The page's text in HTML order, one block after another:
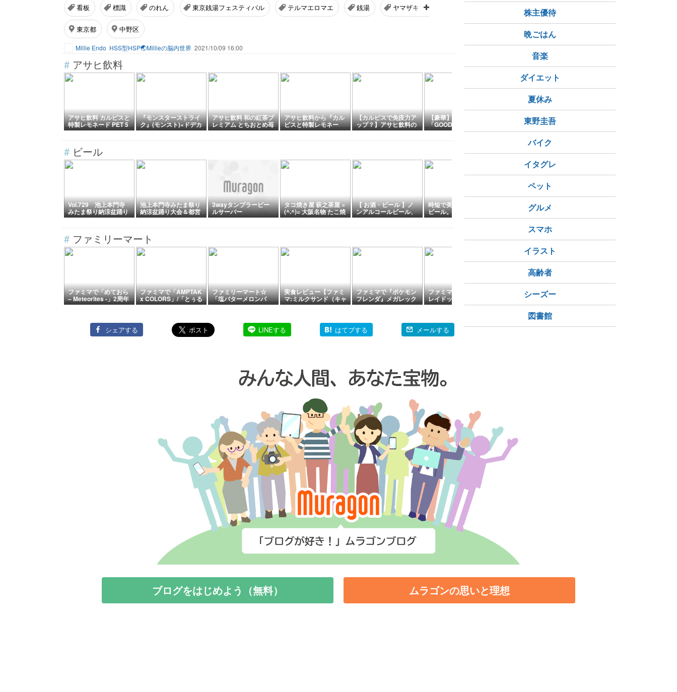
看板 標識 のれん 東京銭湯フェスティバル テルマエロマエ 銭湯 ヤマザキマリ 明治乳業
東京都 中野区
Millie Endo HSS型HSP🌏Millieの脳内世界 2021/10/09 16:00
# アサヒ飲料
アサヒ飲料 カルピスと
特製レモネード PET 5
00ml
『モンスターストライ
ク』(モンスト)×ドデカ
ミン コラボキャンペー
ジュゲム / ルシファー /
ヤクモ / エリスが参
アサヒ飲料 和の紅茶プ
レミアム とちおとめ苺
ミルクティー 370ml
アサヒ飲料から『カル
ピスと特製レモネー
ド』が2026年7月14日
【カルピスで免疫力ア
ップ？】アサヒ飲料の
PLUSカルピス 免疫サ
【豪華】アサヒ飲料
「GOOD MORNING B
OX」が300名に当た
アサヒ飲料 カルピスソ
ーダ 涼みレモン 450m
l じさん(キング・オブ・
クリアハイボール缶購
# ビール
Vol.729 池上本門寺
みたま祭り納涼盆踊り
大会＆都営浅草線の車
池上本門寺みたま祭り
納涼盆踊り大会＆都営
浅草線の車庫
3wayタンブラービー
ルサーバー
タコ焼き屋 萩之茶屋 =
(^.^)= 大阪名物 たこ焼
き スーパードライ他
【 お酒・ビール 】ノ
ンアルコールビール、
オリオンビールのクリ
時短で美味しい豚丼。
ビール。茅ヶ崎海鮮ラ
ンチ
【番外】東北ドライブ
温泉・酒場めぐり⑥
能代最後のひと巡り、
吾作ラーメン・地酒か
ら秋田のクラフトビー
ルへ（6/14）
# ファミリーマート
ファミマで「めておら
– Meteorites -」2周年
記念ランダムブロマイ
がランダムで出力。店
内放送などの告知も実
ファミマで「AMPTAK
x COLORS」/「とぅる
りぷ – True＆Lip」新
ル曲『Club A×C – な
にわ町店 -』/『True＆
ファミリーマート☆
「塩バターメロンパ
ン」♪
実食レビュー【ファミ
マ:ミルクサンド（キャ
ラメルソース入り）】
ファミマで『ポケモン
フレンダ』メガレック
ウザのスペシャルフレ
ペーンが2026年8月11
日スタート
ファミマで『文豪スト
レイドッグス(文ス
ト)』んまほっぺ プリ
/ 太宰治 / 江戸川乱歩 /
泉鏡花 / 芥川龍之介た
ファミマで『文豪スト
レイドッグス(文ス
ト)』んまほっぺミニア
クリルスタンドが2026
年8月7日に発売、中島
敦 / 太宰治 / 江戸川乱
ぺ マスコットぬいぐる
宰治 / 芥川龍之介 / 中
シェアする LINEする はてブする メールする
株主優待
晩ごはん
音楽
ダイエット
夏休み
東野圭吾
バイク
イタグレ
ペット
グルメ
スマホ
イラスト
高齢者
シーズー
図書館
ブログをはじめよう（無料） ムラゴンの思いと理想